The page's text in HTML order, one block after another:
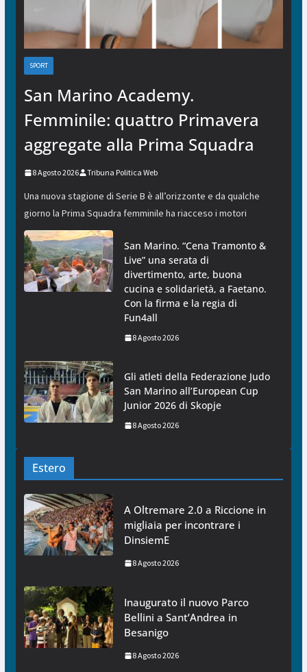
SPORT
San Marino Academy.
Femminile: quattro Primavera
aggregate alla Prima Squadra
8 Agosto 2026 Tribuna Politica Web
Una nuova stagione di Serie B è all’orizzonte e da qualche
giorno la Prima Squadra femminile ha riacceso i motori
San Marino. “Cena Tramonto &
Live” una serata di
divertimento, arte, buona
cucina e solidarietà, a Faetano.
Con la firma e la regia di
Fun4all
8 Agosto 2026
Gli atleti della Federazione Judo
San Marino all’European Cup
Junior 2026 di Skopje
8 Agosto 2026
Estero
A Oltremare 2.0 a Riccione in
migliaia per incontrare i
DinsiemE
8 Agosto 2026
Inaugurato il nuovo Parco
Bellini a Sant’Andrea in
Besanigo
8 Agosto 2026